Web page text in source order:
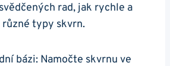
rad, jak rychle a
typy skvrn.
bázi: Namočte skvrnu ve